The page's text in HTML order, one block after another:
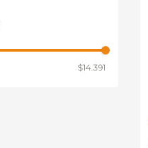
$14.391